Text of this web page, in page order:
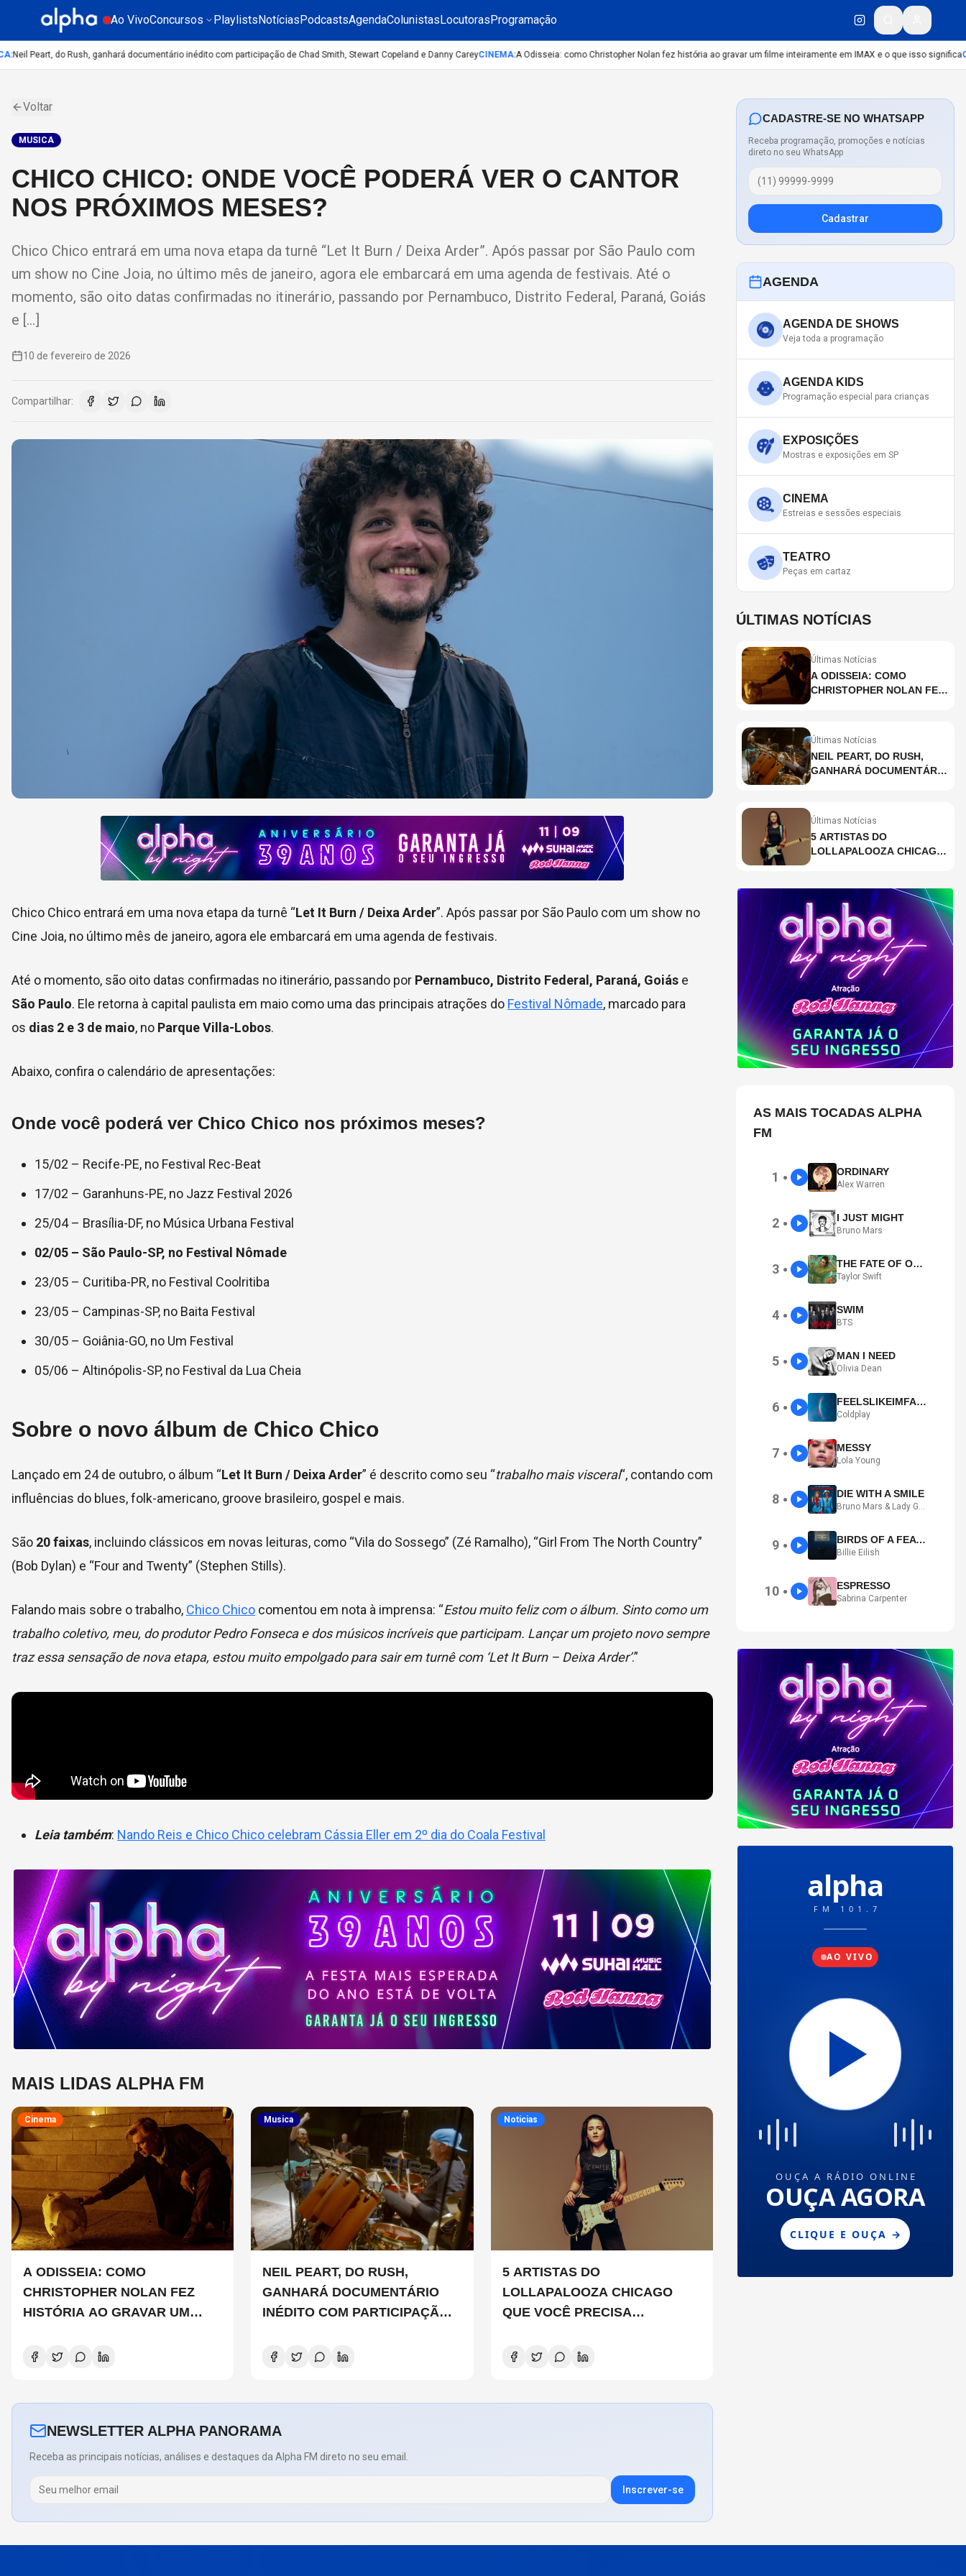
Ao VivoConcursos PlaylistsNotíciasPodcastsAgendaColunistasLocutorasProgramação
Neil Peart, do Rush, ganhará documentário inédito com participação de Chad Smith, Stewart Copeland e Danny CareyCINEMA:A Odisseia: como Christopher Nolan fez história ao gravar um filme inteiramente em IMAX e o que isso significa
Voltar
MUSICA
CHICO CHICO: ONDE VOCÊ PODERÁ VER O CANTOR
NOS PRÓXIMOS MESES?
Chico Chico entrará em uma nova etapa da turnê “Let It Burn / Deixa Arder”. Após passar por São Paulo com
um show no Cine Joia, no último mês de janeiro, agora ele embarcará em uma agenda de festivais. Até o
momento, são oito datas confirmadas no itinerário, passando por Pernambuco, Distrito Federal, Paraná, Goiás
e […]
10 de fevereiro de 2026
Compartilhar:
Chico Chico entrará em uma nova etapa da turnê “Let It Burn / Deixa Arder”. Após passar por São Paulo com um show no
Cine Joia, no último mês de janeiro, agora ele embarcará em uma agenda de festivais.
Até o momento, são oito datas confirmadas no itinerário, passando por Pernambuco, Distrito Federal, Paraná, Goiás e
São Paulo. Ele retorna à capital paulista em maio como uma das principais atrações do Festival Nômade, marcado para
os dias 2 e 3 de maio, no Parque Villa-Lobos.
Abaixo, confira o calendário de apresentações:
Onde você poderá ver Chico Chico nos próximos meses?
15/02 – Recife-PE, no Festival Rec-Beat
17/02 – Garanhuns-PE, no Jazz Festival 2026
25/04 – Brasília-DF, no Música Urbana Festival
02/05 – São Paulo-SP, no Festival Nômade
23/05 – Curitiba-PR, no Festival Coolritiba
23/05 – Campinas-SP, no Baita Festival
30/05 – Goiânia-GO, no Um Festival
05/06 – Altinópolis-SP, no Festival da Lua Cheia
Sobre o novo álbum de Chico Chico
Lançado em 24 de outubro, o álbum “Let It Burn / Deixa Arder” é descrito como seu “trabalho mais visceral“, contando com
influências do blues, folk-americano, groove brasileiro, gospel e mais.
São 20 faixas, incluindo clássicos em novas leituras, como “Vila do Sossego” (Zé Ramalho), “Girl From The North Country”
(Bob Dylan) e “Four and Twenty” (Stephen Stills).
Falando mais sobre o trabalho, Chico Chico comentou em nota à imprensa: “Estou muito feliz com o álbum. Sinto como um
trabalho coletivo, meu, do produtor Pedro Fonseca e dos músicos incríveis que participam. Lançar um projeto novo sempre
traz essa sensação de nova etapa, estou muito empolgado para sair em turnê com ‘Let It Burn – Deixa Arder’.”
Leia também: Nando Reis e Chico Chico celebram Cássia Eller em 2º dia do Coala Festival
MAIS LIDAS ALPHA FM
Cinema
A ODISSEIA: COMO
CHRISTOPHER NOLAN FEZ
HISTÓRIA AO GRAVAR UM
E O QUE ISSO SIGNIFICA
Musica
NEIL PEART, DO RUSH,
GANHARÁ DOCUMENTÁRIO
INÉDITO COM PARTICIPAÇÃO
COPELAND E DANNY CAREY
Noticias
5 ARTISTAS DO
LOLLAPALOOZA CHICAGO
QUE VOCÊ PRECISA
NEWSLETTER ALPHA PANORAMA
Receba as principais notícias, análises e destaques da Alpha FM direto no seu email.
Inscrever-se
CADASTRE-SE NO WHATSAPP
Receba programação, promoções e notícias
direto no seu WhatsApp
Cadastrar
AGENDA
AGENDA DE SHOWS
Veja toda a programação
AGENDA KIDS
Programação especial para crianças
EXPOSIÇÕES
Mostras e exposições em SP
CINEMA
Estreias e sessões especiais
TEATRO
Peças em cartaz
ÚLTIMAS NOTÍCIAS
Últimas Notícias
A ODISSEIA: COMO
CHRISTOPHER NOLAN FEZ
IMAX E O QUE ISSO
Últimas Notícias
NEIL PEART, DO RUSH,
GANHARÁ DOCUMENTÁRIO
SMITH, STEWART
CAREY
Últimas Notícias
5 ARTISTAS DO
LOLLAPALOOZA CHICAGO
AS MAIS TOCADAS ALPHA
FM
1 ● ORDINARY
Alex Warren
2 ● I JUST MIGHT
Bruno Mars
3 ● THE FATE OF OPHELIA
Taylor Swift
4 ● SWIM
BTS
5 ● MAN I NEED
Olivia Dean
6 ● FEELSLIKEIMFALLINGINLOVE
Coldplay
7 ● MESSY
Lola Young
8 ● DIE WITH A SMILE
Bruno Mars & Lady Gaga
9 ● BIRDS OF A FEATHER
Billie Eilish
10 ● ESPRESSO
Sabrina Carpenter